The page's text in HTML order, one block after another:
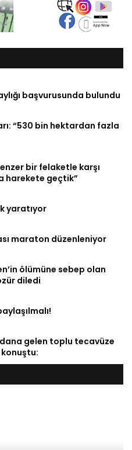
başvurusunda bulundu
“530 bin hektardan fazla
bir felaketle karşı
harekete geçtik”
yaratıyor
maraton düzenleniyor
ölümüne sebep olan
diledi
gelen toplu tecavüze
konuştu: